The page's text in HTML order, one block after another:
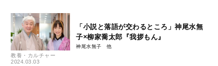
教養・カルチャー
2024.03.03
「小説と落語が交わるところ」神尾水無
子×柳家喬太郎『我拶もん』
神尾水無子